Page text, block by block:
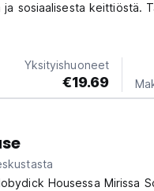
sosiaalisesta keittiöstä.
Yksityishuoneet
€19.69
Housessa Mirissa